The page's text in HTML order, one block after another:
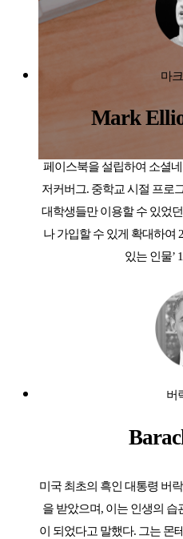
마
Mark
페이스북을 설립하여 소셜
저커버그. 중학교 시절 프로
대학생들만 이용할 수 있었
나 가입할 수 있게 확대하여
있는 인물’
버
미국 최초의 흑인 대통령 버
을 받았으며, 이는 인생의 습
이 되었다고 말했다. 그는 몬